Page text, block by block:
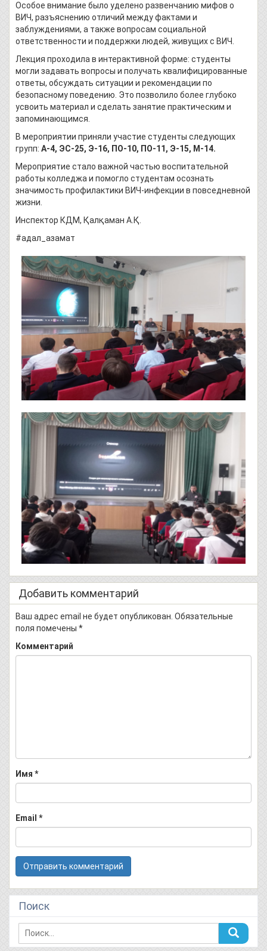
Особое внимание было уделено развенчанию мифов о
ВИЧ, разъяснению отличий между фактами и
заблуждениями, а также вопросам социальной
ответственности и поддержки людей, живущих с ВИЧ.
Лекция проходила в интерактивной форме: студенты
могли задавать вопросы и получать квалифицированные
ответы, обсуждать ситуации и рекомендации по
безопасному поведению. Это позволило более глубоко
усвоить материал и сделать занятие практическим и
запоминающимся.
В мероприятии приняли участие студенты следующих
групп: А-4, ЭС-25, Э-16, ПО-10, ПО-11, Э-15, М-14.
Мероприятие стало важной частью воспитательной
работы колледжа и помогло студентам осознать
значимость профилактики ВИЧ-инфекции в повседневной
жизни.
Инспектор КДМ, Қалқаман А.Қ.
#адал_азамат
Добавить комментарий
Ваш адрес email не будет опубликован. Обязательные
поля помечены *
Комментарий
Имя *
Email *
Поиск